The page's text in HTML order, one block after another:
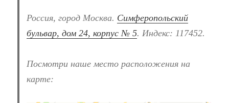
Россия, город Москва. Симферопольский
бульвар, дом 24, корпус № 5. Индекс: 117452.
Посмотри наше место расположения на
карте: